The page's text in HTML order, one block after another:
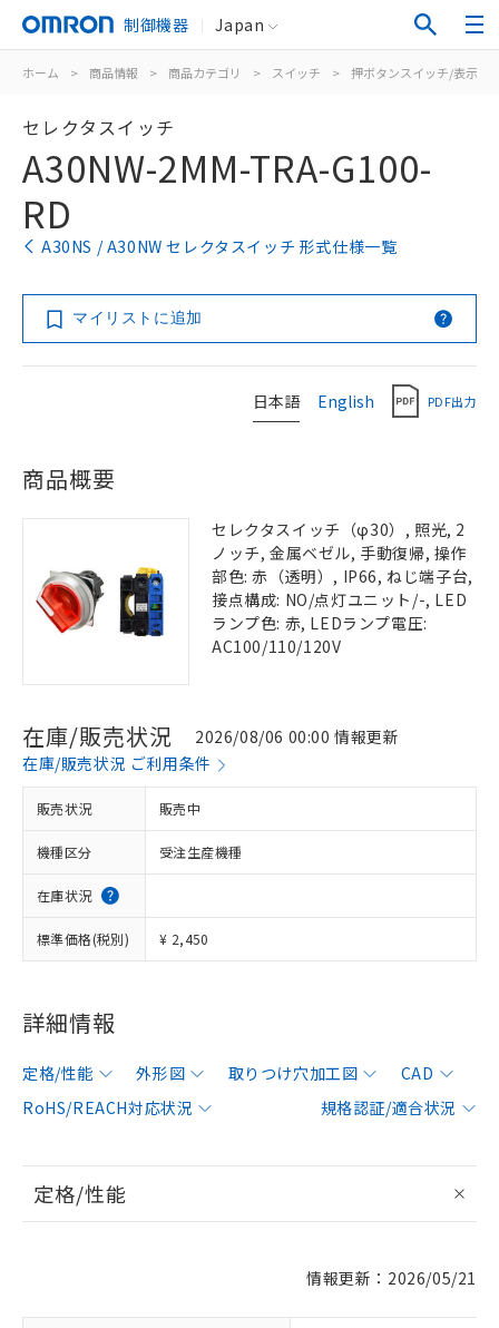
制御機器 Japan
ホーム > 商品情報 > 商品カテゴリ > スイッチ > 押ボタンスイッチ/表示灯
セレクタスイッチ
A30NW-2MM-TRA-G100-
RD
A30NS / A30NW セレクタスイッチ 形式仕様一覧
マイリストに追加
日本語 English PDF出力
商品概要
セレクタスイッチ（φ30）, 照光, 2
ノッチ, 金属ベゼル, 手動復帰, 操作
部色: 赤（透明）, IP66, ねじ端子台,
接点構成: NO/点灯ユニット/-, LED
ランプ色: 赤, LEDランプ電圧:
AC100/110/120V
在庫/販売状況
2026/08/06 00:00 情報更新
在庫/販売状況 ご利用条件
販売状況 販売中
機種区分 受注生産機種
在庫状況
標準価格(税別) ¥ 2,450
詳細情報
定格/性能 外形図 取りつけ穴加工図
CAD
RoHS/REACH対応状況
規格認証/適合状況
定格/性能
情報更新：2026/05/21